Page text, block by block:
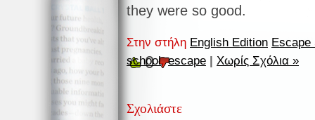
they were so good.
Στην στήλη English Edition
school,escape Χωρίς Σχόλια »
0
Σχολιάστε